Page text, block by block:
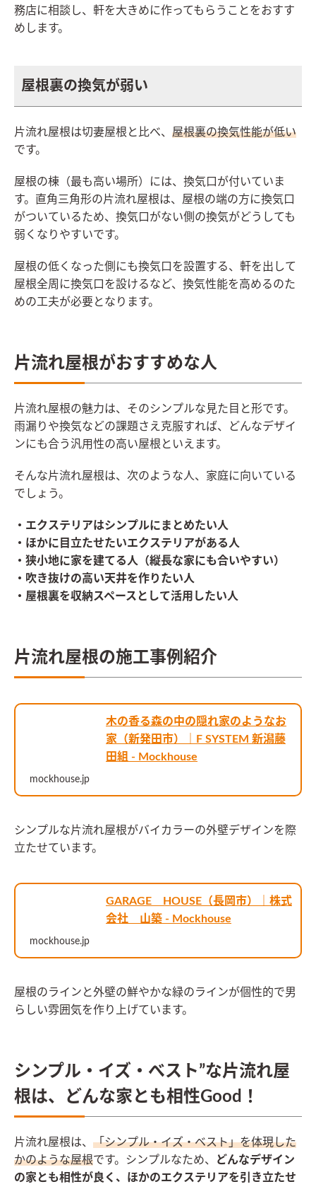
務店に相談し、軒を大きめに作ってもらうことをおすす
めします。
屋根裏の換気が弱い
片流れ屋根は切妻屋根と比べ、 屋根裏の換気性能が低い
です。
屋根の棟（最も高い場所）には、換気口が付いていま
す。直角三角形の片流れ屋根は、屋根の端の方に換気口
がついているため、換気口がない側の換気がどうしても
弱くなりやすいです。
屋根の低くなった側にも換気口を設置する、軒を出して
屋根全周に換気口を設けるなど、換気性能を高めるのた
めの工夫が必要となります。
片流れ屋根がおすすめな人
片流れ屋根の魅力は、そのシンプルな見た目と形です。
雨漏りや換気などの課題さえ克服すれば、どんなデザイ
ンにも合う汎用性の高い屋根といえます。
そんな片流れ屋根は、次のような人、家庭に向いている
でしょう。
・エクステリアはシンプルにまとめたい人
・ほかに目立たせたいエクステリアがある人
・狭小地に家を建てる人（縦長な家にも合いやすい）
・吹き抜けの高い天井を作りたい人
・屋根裏を収納スペースとして活用したい人
片流れ屋根の施工事例紹介
木の香る森の中の隠れ家のようなお
家（新発田市）｜F SYSTEM 新潟藤
田組 - Mockhouse
mockhouse.jp
シンプルな片流れ屋根がバイカラーの外壁デザインを際
立たせています。
GARAGE HOUSE（長岡市）｜株式
会社 山築 - Mockhouse
mockhouse.jp
屋根のラインと外壁の鮮やかな緑のラインが個性的で男
らしい雰囲気を作り上げています。
シンプル・イズ・べスト”な片流れ屋
根は、どんな家とも相性Good！
片流れ屋根は、 「シンプル・イズ・ベスト」を体現した
かのような屋根です。シンプルなため、
どんなデザイン
の家とも相性が良く、ほかのエクステリアを引き立たせ